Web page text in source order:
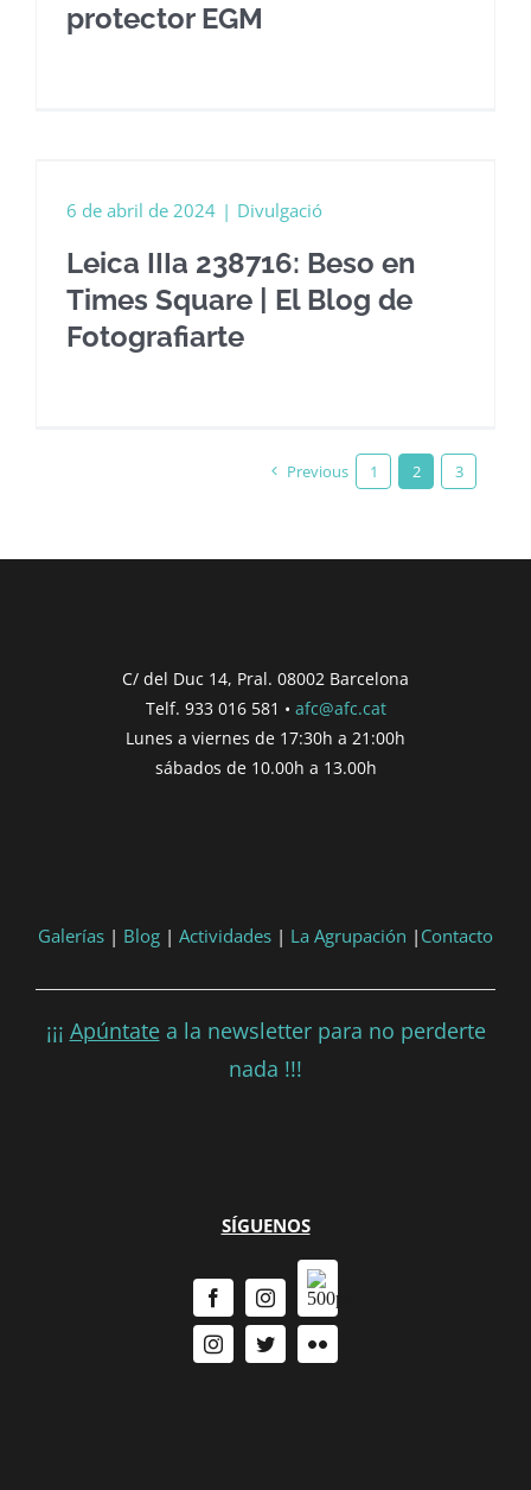
protector EGM
Leica IIIa 238716: Beso en
Times Square | El Blog de
Fotografiarte
6 de abril de 2024 | Divulgació
Previous 1 2 3
C/ del Duc 14, Pral. 08002 Barcelona
Telf. 933 016 581 • afc@afc.cat
Lunes a viernes de 17:30h a 21:00h
sábados de 10.00h a 13.00h
Galerías | Blog | Actividades | La Agrupación | Contacto
¡¡¡ Apúntatea la newsletter para no perderte
nada !!!
SÍGUENOS